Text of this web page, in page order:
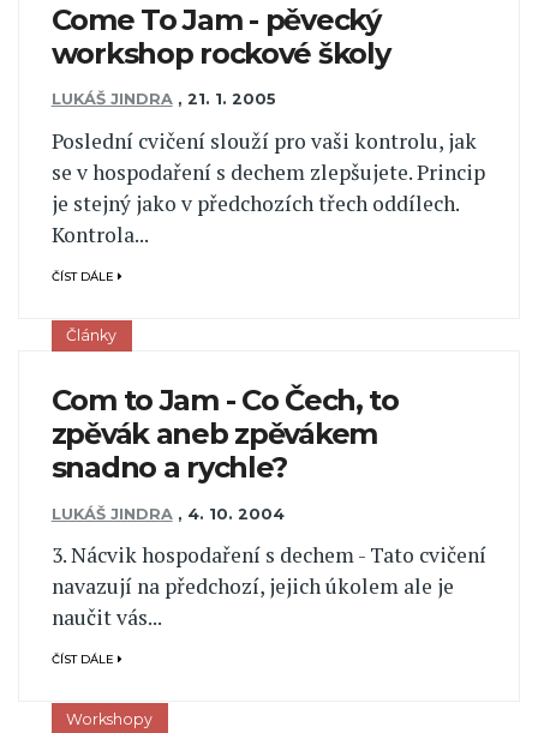
Come To Jam - pěvecký
workshop rockové školy
LUKÁŠ JINDRA , 21. 1. 2005
Poslední cvičení slouží pro vaši kontrolu, jak
se v hospodaření s dechem zlepšujete. Princip
je stejný jako v předchozích třech oddílech.
Kontrola...
ČÍST DÁLE
Články
Com to Jam - Co Čech, to
zpěvák aneb zpěvákem
snadno a rychle?
LUKÁŠ JINDRA , 4. 10. 2004
3. Nácvik hospodaření s dechem - Tato cvičení
navazují na předchozí, jejich úkolem ale je
naučit vás...
ČÍST DÁLE
Workshopy